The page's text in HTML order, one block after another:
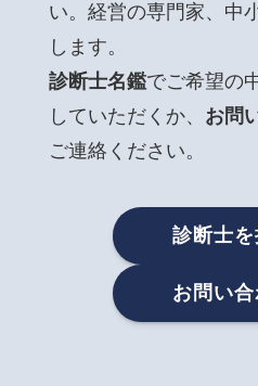
い。経営の専門家、中
します。
診断士名鑑でご希望の
していただくか、 お問
ご連絡ください。
診断士
お問い